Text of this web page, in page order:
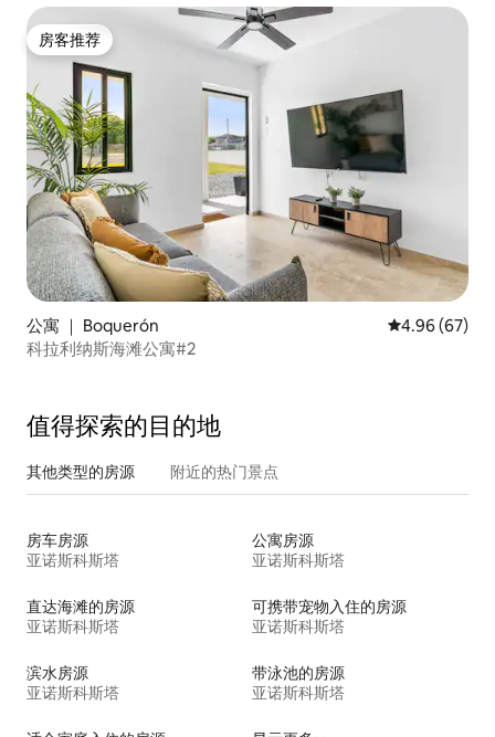
房客推荐
房客推荐
公寓 ｜ Boquerón 平均评分 4.96
4.96 (67)
科拉利纳斯海滩公寓#2
值得探索的目的地
其他类型的房源 附近的热门景点
房车房源
亚诺斯科斯塔
公寓房源
亚诺斯科斯塔
直达海滩的房源
亚诺斯科斯塔
可携带宠物入住的房源
亚诺斯科斯塔
滨水房源
亚诺斯科斯塔
带泳池的房源
亚诺斯科斯塔